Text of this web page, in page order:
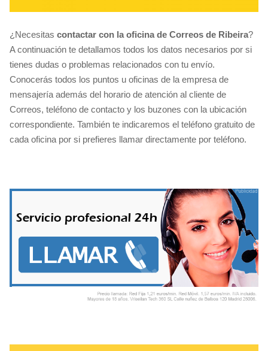
¿Necesitas contactar con la oficina de Correos de Ribeira?
A continuación te detallamos todos los datos necesarios por si
tienes dudas o problemas relacionados con tu envío.
Conocerás todos los puntos u oficinas de la empresa de
mensajería además del horario de atención al cliente de
Correos, teléfono de contacto y los buzones con la ubicación
correspondiente. También te indicaremos el teléfono gratuito de
cada oficina por si prefieres llamar directamente por teléfono.